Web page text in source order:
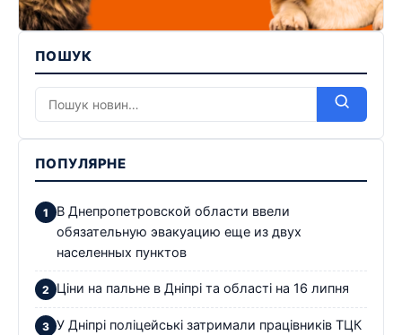
ПОШУК
ПОПУЛЯРНЕ
В Днепропетровской области ввели
обязательную эвакуацию еще из двух
населенных пунктов
Ціни на пальне в Дніпрі та області на 16 липня
У Дніпрі поліцейські затримали працівників ТЦК